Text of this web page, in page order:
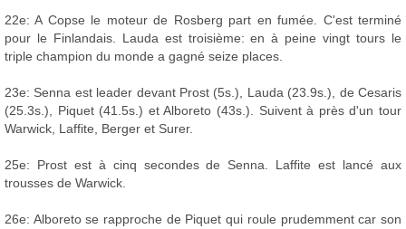
22e: A Copse le moteur de Rosberg part en fumée. C'est terminé
pour le Finlandais. Lauda est troisième: en à peine vingt tours le
triple champion du monde a gagné seize places.
23e: Senna est leader devant Prost (5s.), Lauda (23.9s.), de Cesaris
(25.3s.), Piquet (41.5s.) et Alboreto (43s.). Suivent à près d'un tour
Warwick, Laffite, Berger et Surer.
25e: Prost est à cinq secondes de Senna. Laffite est lancé aux
trousses de Warwick.
26e: Alboreto se rapproche de Piquet qui roule prudemment car son